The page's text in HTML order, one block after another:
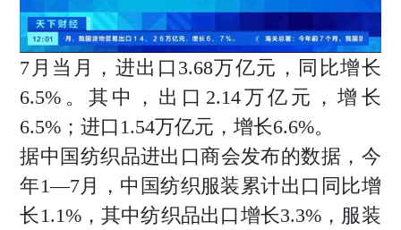
7月当月，进出口3.68万亿元，同比增长
6.5%。其中，出口2.14万亿元，增长
6.5%；进口1.54万亿元，增长6.6%。
据中国纺织品进出口商会发布的数据，今
年1—7月，中国纺织服装累计出口同比增
长1.1%，其中纺织品出口增长3.3%，服装